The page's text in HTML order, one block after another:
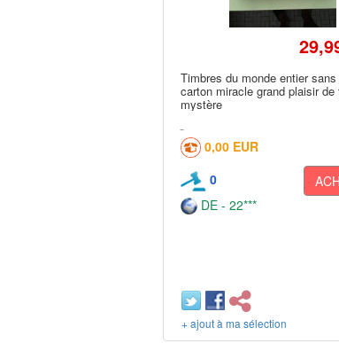
Timbres du monde entier sans
carton miracle grand plaisir de
mystère
0,00 EUR
0
DE - 22***
+ ajout à ma sélection